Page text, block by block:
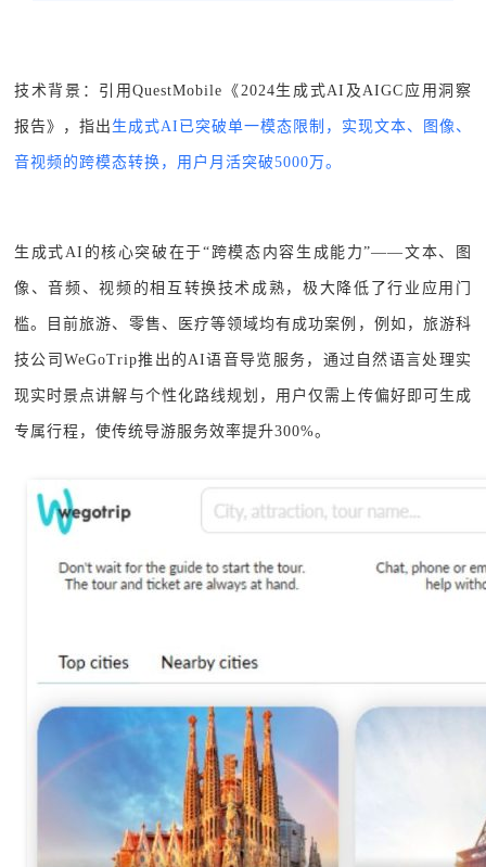
技术背景：引用QuestMobile《2024生成式AI及AIGC应用洞察
报告》，指出 生成式AI已突破单一模态限制，实现文本、图像、
音视频的跨模态转换，用户月活突破5000万。
生成式AI的核心突破在于“跨模态内容生成能力”——文本、图
像、音频、视频的相互转换技术成熟，极大降低了行业应用门
槛。目前旅游、零售、医疗等领域均有成功案例，例如，旅游科
技公司WeGoTrip推出的AI语音导览服务，通过自然语言处理实
现实时景点讲解与个性化路线规划，用户仅需上传偏好即可生成
专属行程，使传统导游服务效率提升300%。